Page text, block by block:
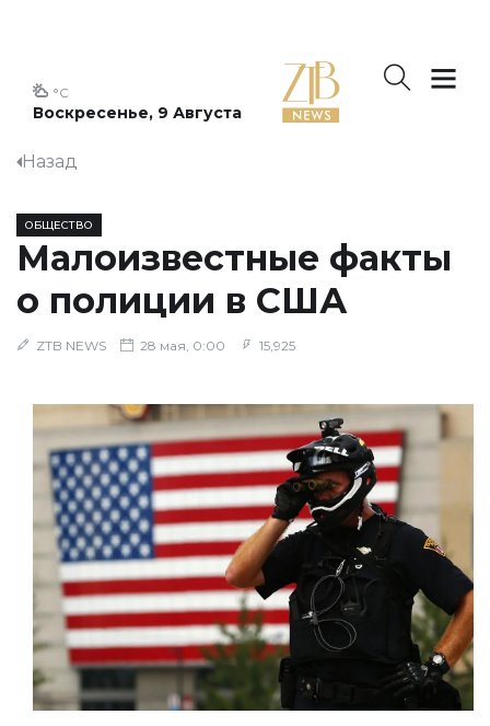
Воскресенье, 9 Августа
°C
Назад
ОБЩЕСТВО
Малоизвестные факты
о полиции в США
ZTB NEWS 28 мая, 0:00 15,925